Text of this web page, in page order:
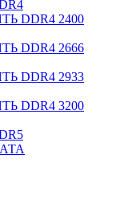
DDR4 2400
DDR4 2666
DDR4 2933
DDR4 3200